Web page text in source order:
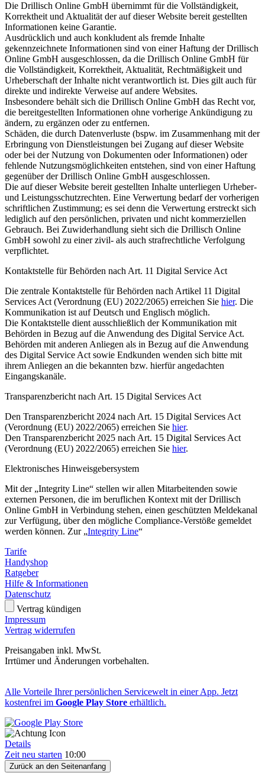
Die Drillisch Online GmbH übernimmt für die Vollständigkeit,
Korrektheit und Aktualität der auf dieser Website bereit gestellten
Informationen keine Garantie.
Ausdrücklich und auch konkludent als fremde Inhalte
gekennzeichnete Informationen sind von einer Haftung der Drillisch
Online GmbH ausgeschlossen, da die Drillisch Online GmbH für
die Vollständigkeit, Korrektheit, Aktualität, Rechtmäßigkeit und
Urheberschaft der Inhalte nicht verantwortlich ist. Dies gilt auch für
direkte und indirekte Verweise auf andere Websites.
Insbesondere behält sich die Drillisch Online GmbH das Recht vor,
die bereitgestellten Informationen ohne vorherige Ankündigung zu
ändern, zu ergänzen oder zu entfernen.
Schäden, die durch Datenverluste (bspw. im Zusammenhang mit der
Erbringung von Dienstleistungen bei Zugang auf dieser Website
oder bei der Nutzung von Dokumenten oder Informationen) oder
fehlende Nutzungsmöglichkeiten entstehen, sind von einer Haftung
gegenüber der Drillisch Online GmbH ausgeschlossen.
Die auf dieser Website bereit gestellten Inhalte unterliegen Urheber-
und Leistungsschutzrechten. Eine Verwertung bedarf der vorherigen
schriftlichen Zustimmung; es sei denn die Verwertung erstreckt sich
lediglich auf den persönlichen, privaten und nicht kommerziellen
Gebrauch. Bei Zuwiderhandlung sieht sich die Drillisch Online
GmbH sowohl zu einer zivil- als auch strafrechtliche Verfolgung
verpflichtet.
Kontaktstelle für Behörden nach Art. 11 Digital Service Act
Die zentrale Kontaktstelle für Behörden nach Artikel 11 Digital
Services Act (Verordnung (EU) 2022/2065) erreichen Sie hier. Die
Kommunikation ist auf Deutsch und Englisch möglich.
Die Kontaktstelle dient ausschließlich der Kommunikation mit
Behörden in Bezug auf die Anwendung des Digital Service Act.
Behörden mit anderen Anliegen als in Bezug auf die Anwendung
des Digital Service Act sowie Endkunden wenden sich bitte mit
ihrem Anliegen an die bekannten bzw. hierfür angedachten
Eingangskanäle.
Transparenzbericht nach Art. 15 Digital Services Act
Den Transparenzbericht 2024 nach Art. 15 Digital Services Act
(Verordnung (EU) 2022/2065) erreichen Sie hier.
Den Transparenzbericht 2025 nach Art. 15 Digital Services Act
(Verordnung (EU) 2022/2065) erreichen Sie hier.
Elektronisches Hinweisgebersystem
Mit der „Integrity Line“ stellen wir allen Mitarbeitenden sowie
externen Personen, die im beruflichen Kontext mit der Drillisch
Online GmbH in Verbindung stehen, einen geschützten Meldekanal
zur Verfügung, über den mögliche Compliance-Verstöße gemeldet
werden können. Zur „Integrity Line“
Tarife
Handyshop
Ratgeber
Hilfe & Informationen
Datenschutz
Vertrag kündigen
Impressum
Vertrag widerrufen
Preisangaben inkl. MwSt.
Irrtümer und Änderungen vorbehalten.
Alle Vorteile Ihrer persönlichen Servicewelt in einer App. Jetzt
kostenfrei im Google Play Store erhältlich.
Details
Zeit neu starten 10:00
Zurück an den Seitenanfang